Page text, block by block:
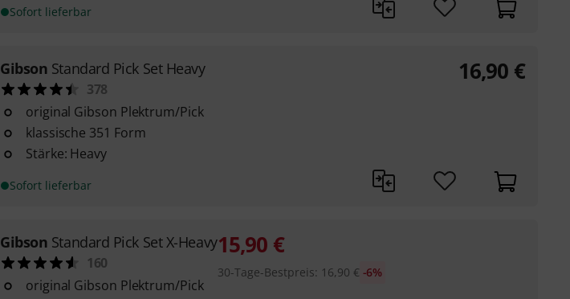
Sofort lieferbar
Gibson Standard Pick Set Heavy
378
original Gibson Plektrum/Pick
klassische 351 Form
Stärke: Heavy
Sofort lieferbar
16,90 €
Gibson Standard Pick Set X-Heavy
160
original Gibson Plektrum/Pick
15,90 €
30-Tage-Bestpreis: 16,90 € -6%